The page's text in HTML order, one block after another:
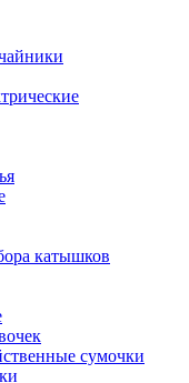
катышков
сумочки